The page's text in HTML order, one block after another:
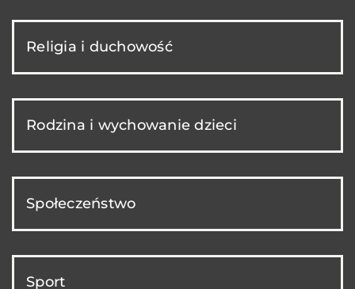
Religia i duchowość
Rodzina i wychowanie dzieci
Społeczeństwo
Sport